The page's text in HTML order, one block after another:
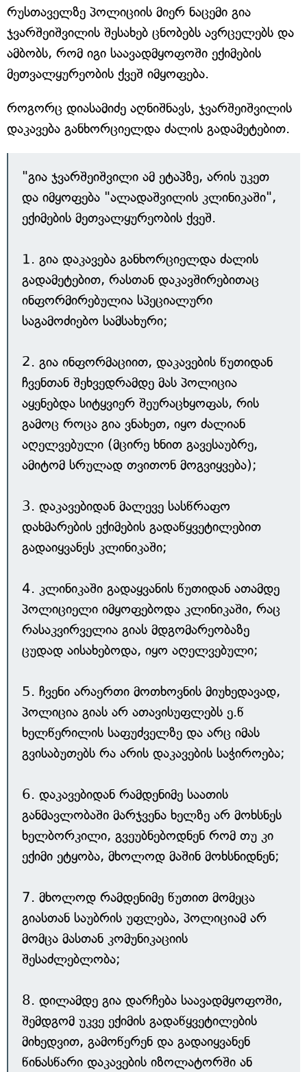
რუსთაველზე პოლიციის მიერ ნაცემი გია
ჯვარშეიშვილის შესახებ ცნობებს ავრცელებს და
ამბობს, რომ იგი საავადმყოფოში ექიმების
მეთვალყურეობის ქვეშ იმყოფება.
როგორც დიასამიძე აღნიშნავს, ჯვარშეიშვილის
დაკავება განხორციელდა ძალის გადამეტებით.
"გია ჯვარშეიშვილი ამ ეტაპზე, არის უკეთ
და იმყოფება "ალადაშვილის კლინიკაში",
ექიმების მეთვალყურეობის ქვეშ.
1. გია დაკავება განხორციელდა ძალის
გადამეტებით, რასთან დაკავშირებითაც
ინფორმირებულია სპეციალური
საგამოძიებო სამსახური;
2. გია ინფორმაციით, დაკავების წუთიდან
ჩვენთან შეხვედრამდე მას პოლიცია
აყენებდა სიტყვიერ შეურაცხყოფას, რის
გამოც როცა გია ვნახეთ, იყო ძალიან
აღელვებული (მცირე ხნით გავესაუბრე,
ამიტომ სრულად თვითონ მოგვიყვება);
3. დაკავებიდან მალევე სასწრაფო
დახმარების ექიმების გადაწყვეტილებით
გადაიყვანეს კლინიკაში;
4. კლინიკაში გადაყვანის წუთიდან ათამდე
პოლიციელი იმყოფებოდა კლინიკაში, რაც
რასაკვირველია გიას მდგომარეობაზე
ცუდად აისახებოდა, იყო აღელვებული;
5. ჩვენი არაერთი მოთხოვნის მიუხედავად,
პოლიცია გიას არ ათავისუფლებს ე.წ
ხელწერილის საფუძველზე და არც იმას
გვისაბუთებს რა არის დაკავების საჭიროება;
6. დაკავებიდან რამდენიმე საათის
განმავლობაში მარჯვენა ხელზე არ მოხსნეს
ხელბორკილი, გვეუბნებოდნენ რომ თუ კი
ექიმი ეტყობა, მხოლოდ მაშინ მოხსნიდნენ;
7. მხოლოდ რამდენიმე წუთით მომეცა
გიასთან საუბრის უფლება, პოლიციამ არ
მომცა მასთან კომუნიკაციის
შესაძლებლობა;
8. დილამდე გია დარჩება საავადმყოფოში,
შემდგომ უკვე ექიმის გადაწყვეტილების
მიხედვით, გამოწერენ და გადაიყვანენ
წინასწარი დაკავების იზოლატორში ან